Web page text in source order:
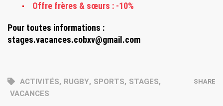
Offre frères & sœurs : -10%
Pour toutes informations :
stages.vacances.cobxv@gmail.com
ACTIVITÉS, RUGBY, SPORTS, STAGES,
VACANCES
SHARE